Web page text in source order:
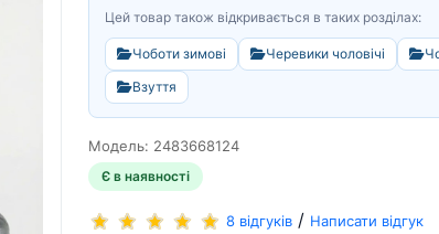
Цей товар також відкривається в таких розділах:
Чоботи зимові Черевики чоловічі
Взуття
Модель: 2483668124
Є в наявності
8 відгуків / Написати відгук